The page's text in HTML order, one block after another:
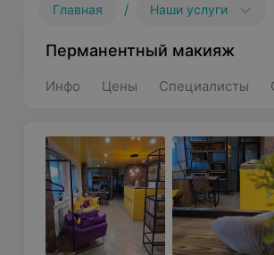
Главная / Наши услуги
Перманентный макияж
Инфо Цены Специалисты